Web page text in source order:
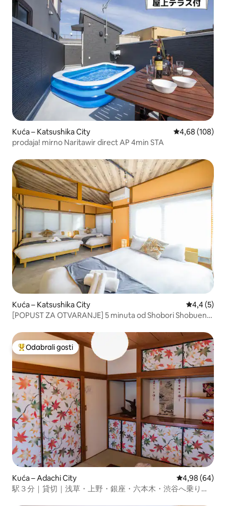
Kuća – Katsushika City Prosječna
4,68 (108)
prodaja! mirno Naritawir direct AP 4min STA
Kuća – Katsushika City Prosječna
4,4 (5)
[POPUST ZA OTVARANJE] 5 minuta od Shobori Shobuena
i kuhinjom | Maksimalno 8 osoba | Neograničen pristup
teretani | Za obitelji i grupe
Među najviše rangiranima s oznakom „Odabrali gosti”
Odabrali gosti
Kuća – Adachi City Prosječna
4,98 (64)
駅３分｜貸切｜浅草・上野・銀座・六本木・渋谷へ乗り換